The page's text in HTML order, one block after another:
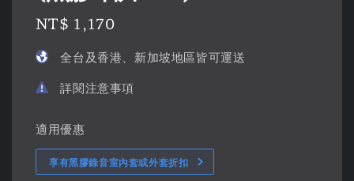
Regular
NT$ 1,170
全台及香港、新加坡地區皆可運送
詳閱注意事項
適用優惠
享有黑膠錄音室內套或外套折扣